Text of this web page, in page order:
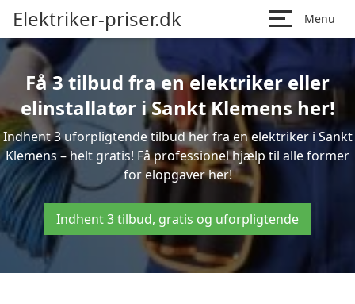
Elektriker-priser.dk Menu
Få 3 tilbud fra en elektriker eller
elinstallatør i Sankt Klemens her!
Indhent 3 uforpligtende tilbud her fra en elektriker i Sankt
Klemens – helt gratis! Få professionel hjælp til alle former
for elopgaver her!
Indhent 3 tilbud, gratis og uforpligtende